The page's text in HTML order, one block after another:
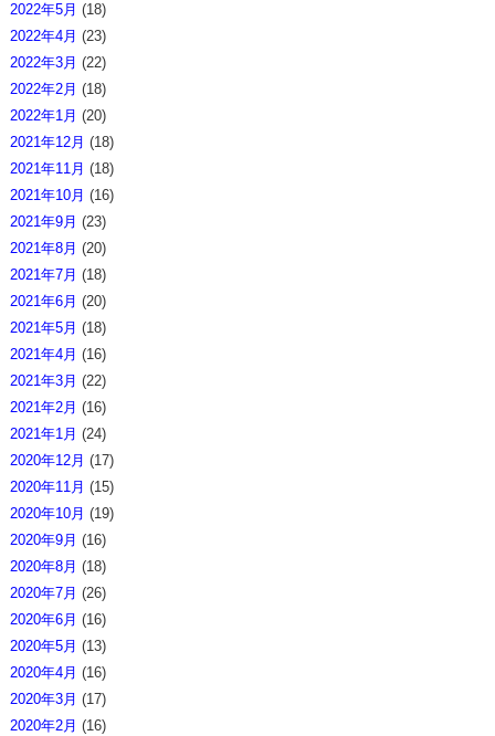
2022年5月 (18)
2022年4月 (23)
2022年3月 (22)
2022年2月 (18)
2022年1月 (20)
2021年12月 (18)
2021年11月 (18)
2021年10月 (16)
2021年9月 (23)
2021年8月 (20)
2021年7月 (18)
2021年6月 (20)
2021年5月 (18)
2021年4月 (16)
2021年3月 (22)
2021年2月 (16)
2021年1月 (24)
2020年12月 (17)
2020年11月 (15)
2020年10月 (19)
2020年9月 (16)
2020年8月 (18)
2020年7月 (26)
2020年6月 (16)
2020年5月 (13)
2020年4月 (16)
2020年3月 (17)
2020年2月 (16)